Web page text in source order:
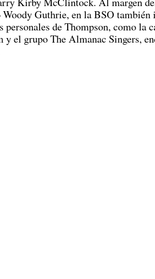
Woody Guthrie, en la BSO también
personales de Thompson, como la
y el grupo The Almanac Singers,